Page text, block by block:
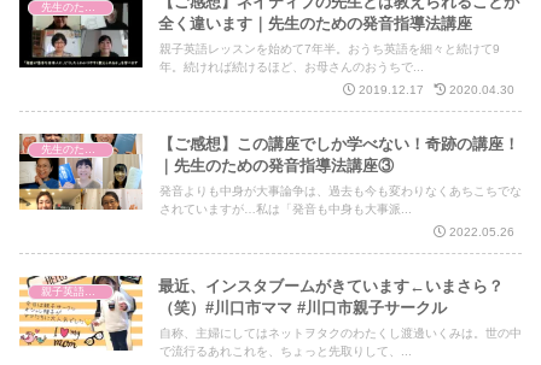
全く違います｜先生のための発音指導法講座
親子英語レッスンを始めて7年半。おうち英語を細々と続けて9
年。続ければ続けるほど、お母さんのおうちで...
2019.12.17
2020.04.30
【ご感想】この講座でしか学べない！奇跡の講座！
｜先生のための発音指導法講座③
発音よりも中身が大事論争は、過去も今も変わりなくあちこちでな
されていますが…私は「発音も中身も大事派...
2022.05.26
最近、インスタブームがきています←いまさら？
（笑）#川口市ママ #川口市親子サークル
自称、主婦にしてはネットヲタクのわたくし渡邊いくみは。世の中
で流行るあれこれを、ちょっと先取りして、...